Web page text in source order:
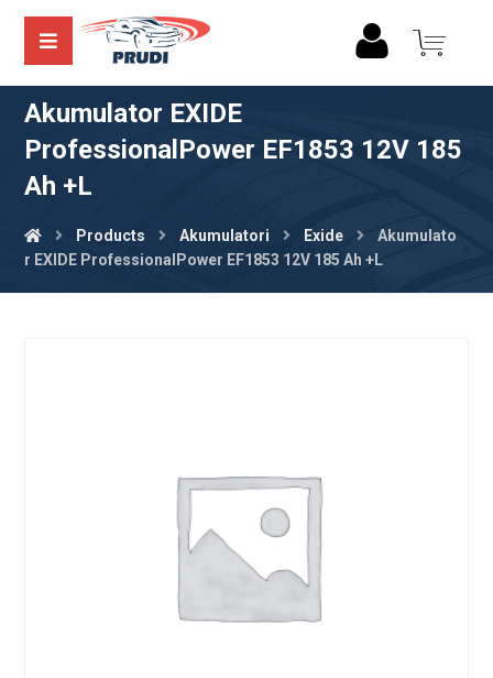
Akumulator EXIDE
ProfessionalPower EF1853 12V 185
Ah +L
Products Akumulatori Exide
Akumulato
r EXIDE ProfessionalPower EF1853 12V 185 Ah +L